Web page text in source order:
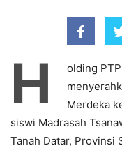
H
olding
Merdeka
siswi Madrasah
Tanah Datar, Provinsi